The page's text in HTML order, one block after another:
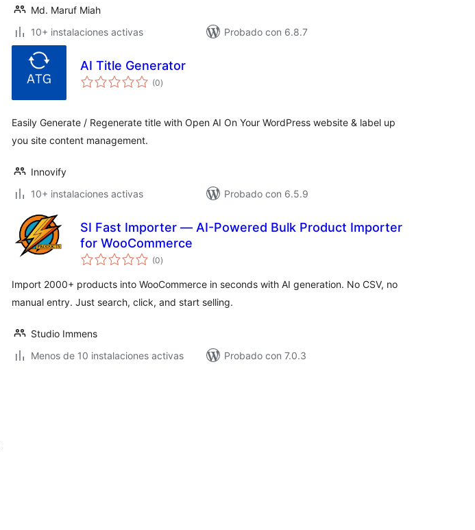
Md. Maruf Miah
10+ instalaciones activas
Probado con 6.8.7
AI Title Generator
(0total
de
)
Easily Generate / Regenerate title with Open AI On Your WordPress website & label up
you site content management.
Innovify
10+ instalaciones activas
Probado con 6.5.9
SI Fast Importer — AI-Powered Bulk Product Importer
for WooCommerce
(0total
de
)
Import 2000+ products into WooCommerce in seconds with AI generation. No CSV, no
manual entry. Just search, click, and start selling.
Studio Immens
Menos de 10 instalaciones activas
Probado con 7.0.3